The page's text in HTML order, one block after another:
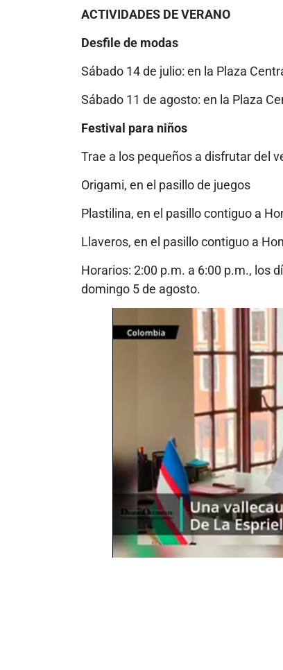
ACTIVIDADES DE VERANO
Desfile de modas
Sábado 14 de julio: en la Plaza
Sábado 11 de agosto: en la Plaza
Festival para niños
Trae a los pequeños a disfrutar del
Origami, en el pasillo de juegos
Plastilina, en el pasillo contiguo a
Llaveros, en el pasillo contiguo a
Horarios: 2:00 p.m. a 6:00 p.m., los
domingo 5 de agosto.